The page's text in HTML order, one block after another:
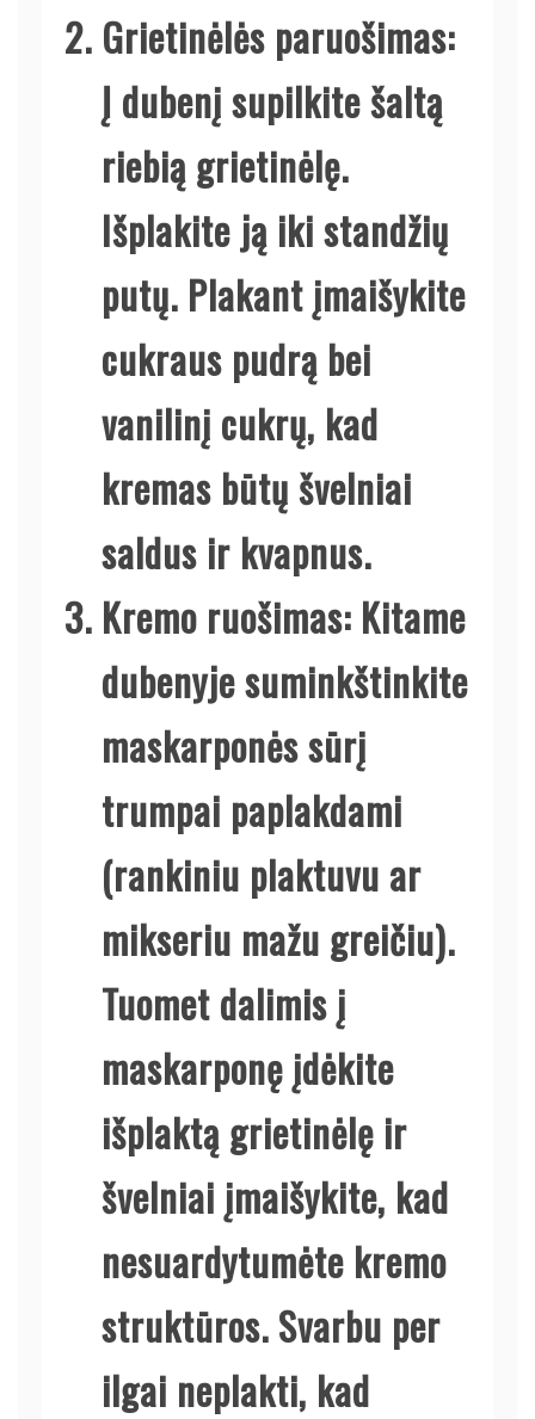
Grietinėlės paruošimas:
Į dubenį supilkite šaltą
riebią grietinėlę.
Išplakite ją iki standžių
putų. Plakant įmaišykite
cukraus pudrą bei
vanilinį cukrų, kad
kremas būtų švelniai
saldus ir kvapnus.
Kremo ruošimas: Kitame
dubenyje suminkštinkite
maskarponės sūrį
trumpai paplakdami
(rankiniu plaktuvu ar
mikseriu mažu greičiu).
Tuomet dalimis į
maskarponę įdėkite
išplaktą grietinėlę ir
švelniai įmaišykite, kad
nesuardytumėte kremo
struktūros. Svarbu per
ilgai neplakti, kad